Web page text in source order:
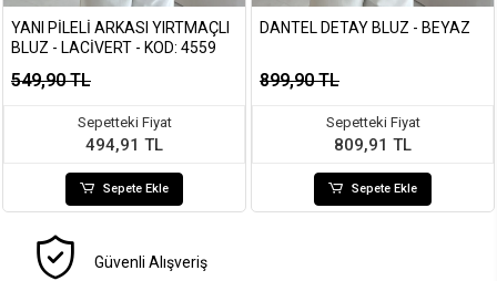
YANI PILELI ARKASI YIRTMAÇLI
BLUZ - LACIVERT - KOD: 4559
549,90 TL
Sepetteki Fiyat
494,91 TL
Sepete Ekle
DANTEL DETAY BLUZ - BEYAZ
899,90 TL
Sepetteki Fiyat
809,91 TL
Sepete Ekle
Güvenli Alışveriş